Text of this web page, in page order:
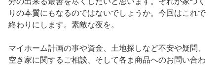
りの本質にもなるのではないでしょうか。今回はこれで
終わりにします。素敵な夜を。
マイホーム計画の事や資金、土地探しなど不安や疑問、
空き家に関するご相談、そして各ま商品へのお問い合わ